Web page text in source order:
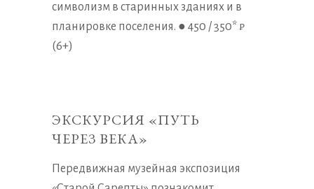
символизм в старинных зданиях и в
планировке поселения. ● 450 / 350* ₽
(6+)
ЭКСКУРСИЯ «ПУТЬ
ЧЕРЕЗ ВЕКА»
Передвижная музейная экспозиция